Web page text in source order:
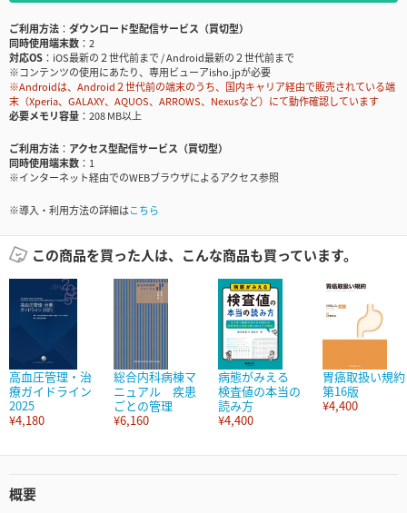
ご利用方法
ダウンロード型配信サービス（買切型）
同時使用端末数
2
対応OS
iOS最新の２世代前まで / Android最新の２世代前まで
※コンテンツの使用にあたり、専用ビューアisho.jpが必要
※Androidは、Android２世代前の端末のうち、国内キャリア経由で販売されている端
末（Xperia、GALAXY、AQUOS、ARROWS、Nexusなど）にて動作確認しています
必要メモリ容量
208 MB以上
ご利用方法
アクセス型配信サービス（買切型）
同時使用端末数
1
※インターネット経由でのWEBブラウザによるアクセス参照
※導入・利用方法の詳細はこちら
この商品を買った人は、こんな商品も買っています。
高血圧管理・治
療ガイドライン
2025
¥4,180
総合内科病棟マ
ニュアル 疾患
ごとの管理
¥6,160
病態がみえる
検査値の本当の
読み方
¥4,400
胃癌取扱い規約
第16版
¥4,400
概要